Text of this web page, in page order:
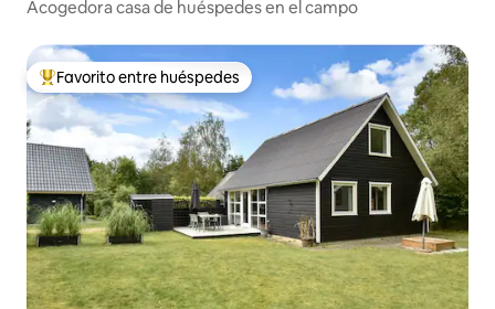
Acogedora casa de huéspedes en el campo
De los mejores en Favorito entre huéspedes
Favorito entre huéspedes